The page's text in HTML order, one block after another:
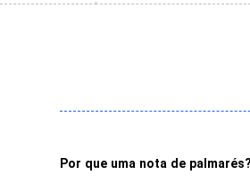
Por que uma nota de palmarés?